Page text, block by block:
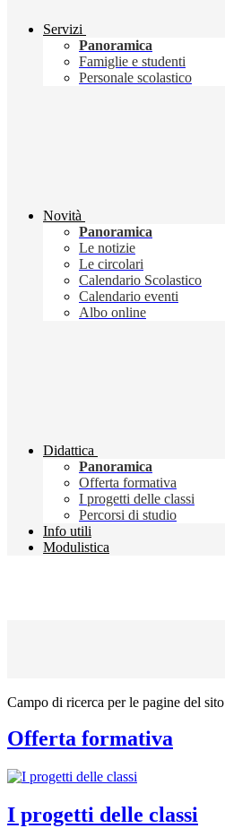
Servizi
Panoramica
Famiglie e studenti
Personale scolastico
Novità
Panoramica
Le notizie
Le circolari
Calendario Scolastico
Calendario eventi
Albo online
Didattica
Panoramica
Offerta formativa
I progetti delle classi
Percorsi di studio
Info utili
Modulistica
Campo di ricerca per le pagine del sito
Offerta formativa
I progetti delle classi